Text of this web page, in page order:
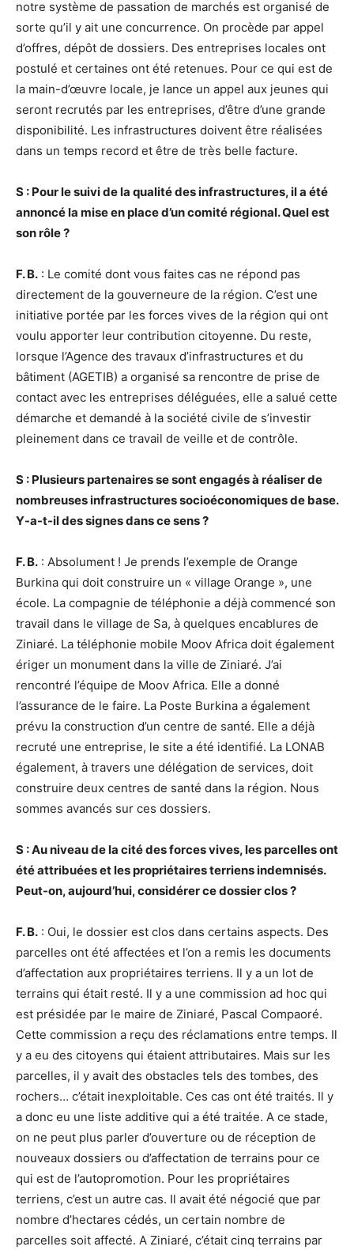
notre système de passation de marchés est organisé de
sorte qu’il y ait une concurrence. On procède par appel
d’offres, dépôt de dossiers. Des entreprises locales ont
postulé et certaines ont été retenues. Pour ce qui est de
la main-d’œuvre locale, je lance un appel aux jeunes qui
seront recrutés par les entreprises, d’être d’une grande
disponibilité. Les infrastructures doivent être réalisées
dans un temps record et être de très belle facture.
S : Pour le suivi de la qualité des infrastructures, il a été
annoncé la mise en place d’un comité régional. Quel est
son rôle ?
F. B. : Le comité dont vous faites cas ne répond pas
directement de la gouverneure de la région. C’est une
initiative portée par les forces vives de la région qui ont
voulu apporter leur contribution citoyenne. Du reste,
lorsque l’Agence des travaux d’infrastructures et du
bâtiment (AGETIB) a organisé sa rencontre de prise de
contact avec les entreprises déléguées, elle a salué cette
démarche et demandé à la société civile de s’investir
pleinement dans ce travail de veille et de contrôle.
S : Plusieurs partenaires se sont engagés à réaliser de
nombreuses infrastructures socioéconomiques de base.
Y-a-t-il des signes dans ce sens ?
F. B. : Absolument ! Je prends l’exemple de Orange
Burkina qui doit construire un « village Orange », une
école. La compagnie de téléphonie a déjà commencé son
travail dans le village de Sa, à quelques encablures de
Ziniaré. La téléphonie mobile Moov Africa doit également
ériger un monument dans la ville de Ziniaré. J’ai
rencontré l’équipe de Moov Africa. Elle a donné
l’assurance de le faire. La Poste Burkina a également
prévu la construction d’un centre de santé. Elle a déjà
recruté une entreprise, le site a été identifié. La LONAB
également, à travers une délégation de services, doit
construire deux centres de santé dans la région. Nous
sommes avancés sur ces dossiers.
S : Au niveau de la cité des forces vives, les parcelles ont
été attribuées et les propriétaires terriens indemnisés.
Peut-on, aujourd’hui, considérer ce dossier clos ?
F. B. : Oui, le dossier est clos dans certains aspects. Des
parcelles ont été affectées et l’on a remis les documents
d’affectation aux propriétaires terriens. Il y a un lot de
terrains qui était resté. Il y a une commission ad hoc qui
est présidée par le maire de Ziniaré, Pascal Compaoré.
Cette commission a reçu des réclamations entre temps. Il
y a eu des citoyens qui étaient attributaires. Mais sur les
parcelles, il y avait des obstacles tels des tombes, des
rochers… c’était inexploitable. Ces cas ont été traités. Il y
a donc eu une liste additive qui a été traitée. A ce stade,
on ne peut plus parler d’ouverture ou de réception de
nouveaux dossiers ou d’affectation de terrains pour ce
qui est de l’autopromotion. Pour les propriétaires
terriens, c’est un autre cas. Il avait été négocié que par
nombre d’hectares cédés, un certain nombre de
parcelles soit affecté. A Ziniaré, c’était cinq terrains par